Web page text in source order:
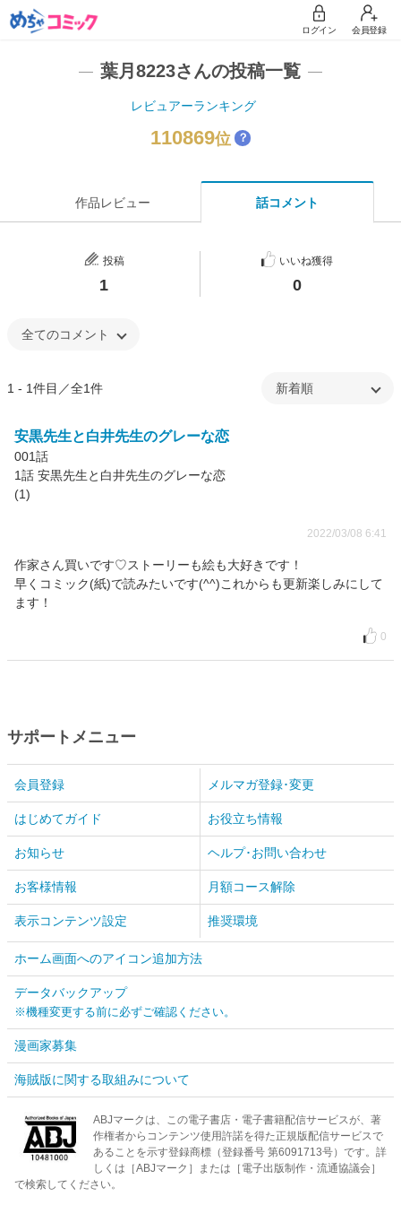
ログイン 会員登録
葉月8223さんの投稿一覧
レビュアーランキング
110869位 ？
作品レビュー 話コメント
投稿
1
いいね獲得
0
1 - 1件目／全1件
安黒先生と白井先生のグレーな恋
001話
1話 安黒先生と白井先生のグレーな恋
(1)
2022/03/08 6:41
作家さん買いです♡ストーリーも絵も大好きです！
早くコミック(紙)で読みたいです(^^)これからも更新楽しみにして
ます！
0
サポートメニュー
会員登録 メルマガ登録･変更
はじめてガイド お役立ち情報
お知らせ ヘルプ･お問い合わせ
お客様情報 月額コース解除
表示コンテンツ設定 推奨環境
ホーム画面へのアイコン追加方法
データバックアップ
※機種変更する前に必ずご確認ください。
漫画家募集
海賊版に関する取組みについて
ABJマークは、この電子書店・電子書籍配信サービスが、著
作権者からコンテンツ使用許諾を得た正規版配信サービスで
あることを示す登録商標（登録番号 第6091713号）です。詳
しくは［ABJマーク］または［電子出版制作・流通協議会］
で検索してください。